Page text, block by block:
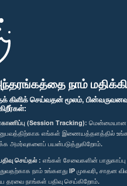
நாம்
கிளிக் செய்வதன் மூலம்,
(Session Tracking): மென்மையான
எங்கள் இணையத்தளத்தில்
அமர்வுகளைப் பயன்படுத்துகிறோம்.
செய்தல் : எங்கள் சேவைகளின்
நாம் உங்களது IP முகவரி, சாதன
தரவை நாங்கள் பதிவு செய்கிறோம்.
செயலி
: